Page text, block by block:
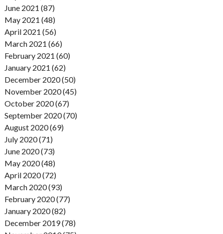
June 2021 (87)
May 2021 (48)
April 2021 (56)
March 2021 (66)
February 2021 (60)
January 2021 (62)
December 2020 (50)
November 2020 (45)
October 2020 (67)
September 2020 (70)
August 2020 (69)
July 2020 (71)
June 2020 (73)
May 2020 (48)
April 2020 (72)
March 2020 (93)
February 2020 (77)
January 2020 (82)
December 2019 (78)